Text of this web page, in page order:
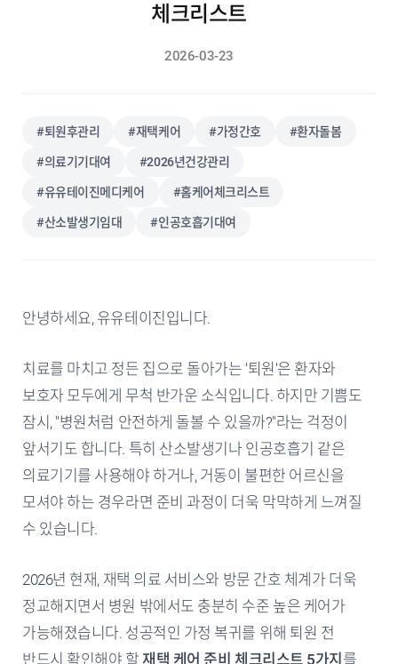
체크리스트
2026-03-23
#퇴원후관리 #재택케어 #가정간호 #환자돌봄
#의료기기대여 #2026년건강관리
#유유테이진메디케어 #홈케어체크리스트
#산소발생기임대 #인공호흡기대여
안녕하세요, 유유테이진입니다.
치료를 마치고 정든 집으로 돌아가는 '퇴원'은 환자와
보호자 모두에게 무척 반가운 소식입니다. 하지만 기쁨도
잠시, "병원처럼 안전하게 돌볼 수 있을까?"라는 걱정이
앞서기도 합니다. 특히 산소발생기나 인공호흡기 같은
의료기기를 사용해야 하거나, 거동이 불편한 어르신을
모셔야 하는 경우라면 준비 과정이 더욱 막막하게 느껴질
수 있습니다.
2026년 현재, 재택 의료 서비스와 방문 간호 체계가 더욱
정교해지면서 병원 밖에서도 충분히 수준 높은 케어가
가능해졌습니다. 성공적인 가정 복귀를 위해 퇴원 전
반드시 확인해야 할재택 케어 준비 체크리스트 5가지 를